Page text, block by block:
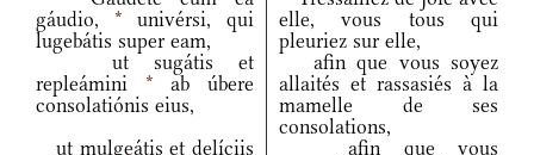
gáudio, * univérsi, qui
lugebátis super eam,
elle, vous tous qui
pleuriez sur elle,
ut sugátis et
repleámini * ab úbere
consolatiónis eius,
afin que vous soyez
allaités et rassasiés à la
mamelle de ses
consolations,
ut mulgeátis et delíciis
afin que vous